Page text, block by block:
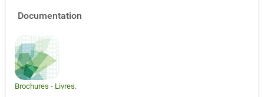
Documentation
Brochures - Livres.